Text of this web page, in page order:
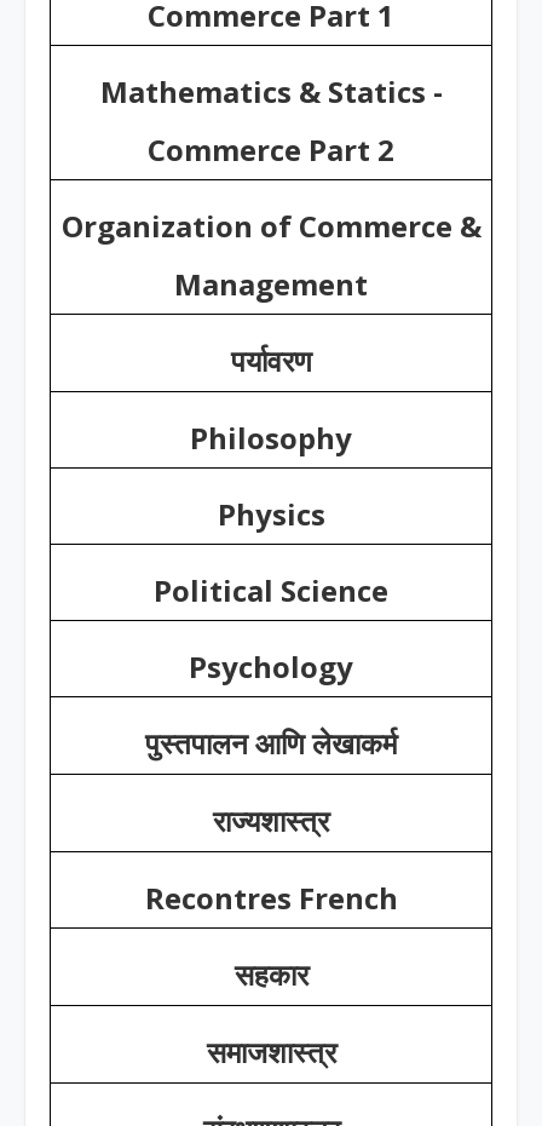
Commerce Part 1
Mathematics & Statics -
Commerce Part 2
Organization of Commerce &
Management
पर्यावरण
Philosophy
Physics
Political Science
Psychology
पुस्तपालन आणि लेखाकर्म
राज्यशास्त्र
Recontres French
सहकार
समाजशास्त्र